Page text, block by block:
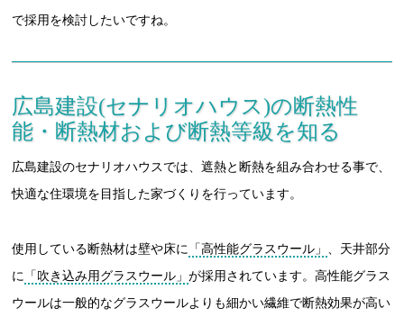
で採用を検討したいですね。
広島建設(セナリオハウス)の断熱性
能・断熱材および断熱等級を知る
広島建設のセナリオハウスでは、遮熱と断熱を組み合わせる事で、
快適な住環境を目指した家づくりを行っています。
使用している断熱材は壁や床に 「高性能グラスウール」
、天井部分
に
「吹き込み用グラスウール」が採用されています。高性能グラス
ウールは一般的なグラスウールよりも細かい繊維で断熱効果が高い